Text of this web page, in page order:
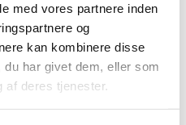
med vores partnere inden
og
kan kombinere disse
har givet dem, eller som
af deres tjenester.
min. at udfylde, og fristen
er den 5. december